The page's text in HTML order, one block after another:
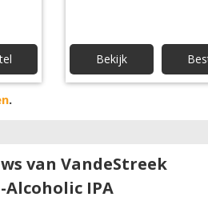
Bekijk
.
van VandeStreek
IPA